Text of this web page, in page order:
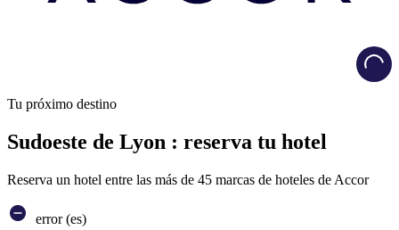
Tu próximo destino
Sudoeste de Lyon : reserva tu hotel
Reserva un hotel entre las más de 45 marcas de hoteles de Accor
error (es)